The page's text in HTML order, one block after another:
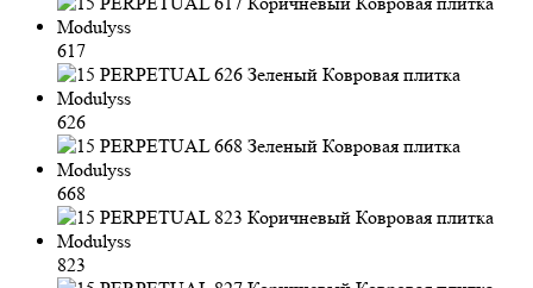
617
626
668
823